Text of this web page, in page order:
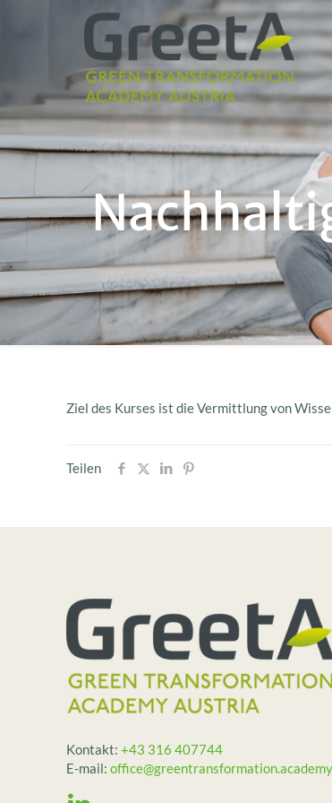
Ziel des Kurses ist die Vermittlung von
Teilen
Kontakt: +43 316 407744
E-mail: office@greentransformation.academy